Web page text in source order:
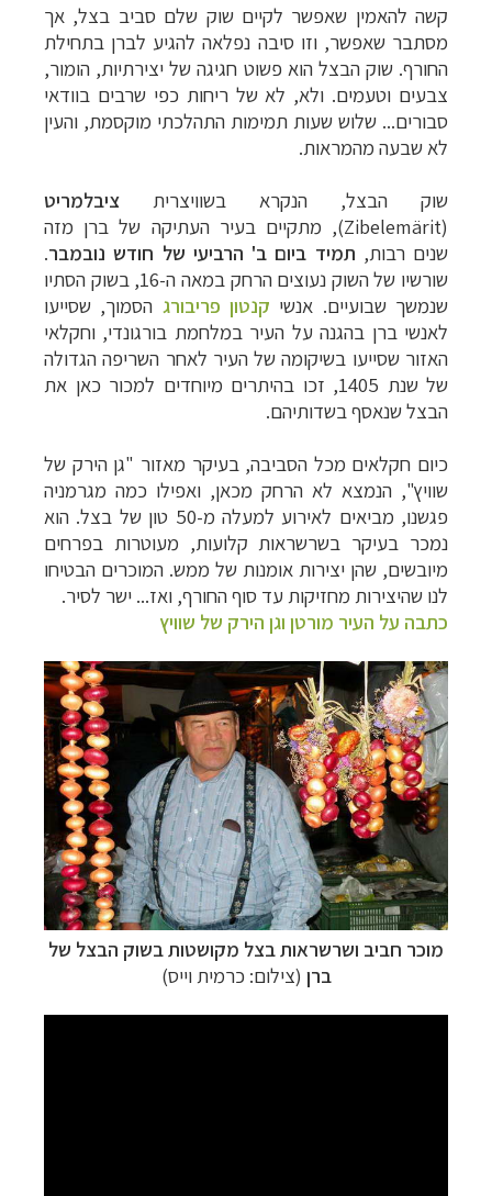
קשה להאמין שאפשר לקיים שוק שלם סביב בצל, אך
מסתבר שאפשר, וזו סיבה נפלאה להגיע לברן בתחילת
החורף. שוק הבצל הוא פשוט חגיגה של יצירתיות, הומור,
צבעים וטעמים. ולא, לא של ריחות כפי שרבים בוודאי
סבורים... שלוש שעות תמימות התהלכתי מוקסמת, והעין
לא שבעה מהמראות.
שוק הבצל, הנקרא בשוויצרית ציבלמריט
(
Zibelemärit), מתקיים בעיר העתיקה של ברן מזה
שנים רבות, תמיד ביום ב' הרביעי של חודש נובמבר.
שורשיו של השוק נעוצים הרחק במאה ה-16, בשוק הסתיו
שנמשך שבועיים. אנשי קנטון פריבורג הסמוך, שסייעו
לאנשי ברן בהגנה על העיר במלחמת בורגונדי, וחקלאי
האזור שסייעו בשיקומה של העיר לאחר השריפה הגדולה
של שנת 1405, זכו בהיתרים מיוחדים למכור כאן את
הבצל שנאסף בשדותיהם.
כיום חקלאים מכל הסביבה, בעיקר מאזור "גן הירק של
שוויץ", הנמצא לא הרחק מכאן, ואפילו כמה מגרמניה
פגשנו, מביאים לאירוע למעלה מ-50 טון של בצל. הוא
נמכר בעיקר בשרשראות קלועות, מעוטרות בפרחים
מיובשים, שהן יצירות אומנות של ממש. המוכרים הבטיחו
לנו שהיצירות מחזיקות עד סוף החורף, ואז... ישר לסיר.
כתבה על העיר מורטן וגן הירק של שוויץ
מוכר חביב ושרשראות בצל מקושטות בשוק הבצל של
ברן (צילום: כרמית וייס)